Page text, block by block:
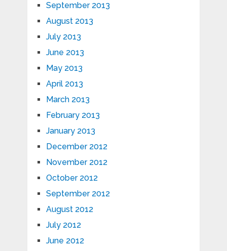
September 2013
August 2013
July 2013
June 2013
May 2013
April 2013
March 2013
February 2013
January 2013
December 2012
November 2012
October 2012
September 2012
August 2012
July 2012
June 2012